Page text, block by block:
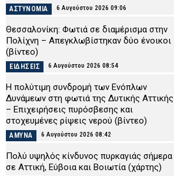
ΑΣΤΥΝΟΜΙΑ 6 Αυγούστου 2026 09:06
Θεσσαλονίκη: Φωτιά σε διαμέρισμα στην
Πολίχνη – Απεγκλωβίστηκαν δύο ένοικοι
(βίντεο)
ΕΙΔΗΣΕΙΣ 6 Αυγούστου 2026 08:54
H πολύτιμη συνδρομή των Ενόπλων
Δυνάμεων στη φωτιά της Δυτικής Αττικής
– Επιχειρήσεις πυρόσβεσης και
στοχευμένες ρίψεις νερού (βίντεο)
ΑΜΥΝΑ 6 Αυγούστου 2026 08:42
Πολύ υψηλός κίνδυνος πυρκαγιάς σήμερα
σε Αττική, Εύβοια και Βοιωτία (χάρτης)